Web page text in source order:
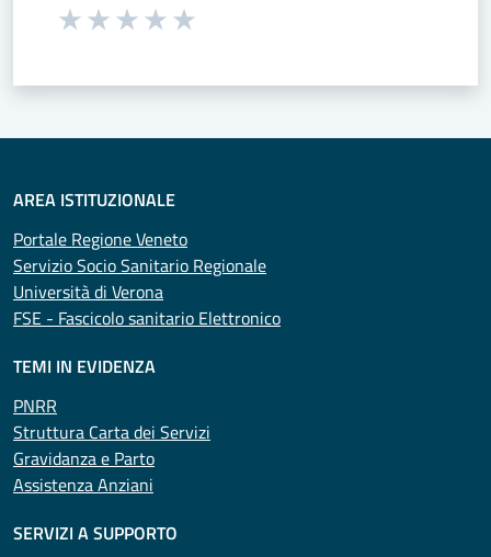
Seleziona una valutazione da 1 a 5 stelle
AREA ISTITUZIONALE
Portale Regione Veneto
Servizio Socio Sanitario Regionale
Università di Verona
FSE - Fascicolo sanitario Elettronico
TEMI IN EVIDENZA
PNRR
Struttura Carta dei Servizi
Gravidanza e Parto
Assistenza Anziani
SERVIZI A SUPPORTO